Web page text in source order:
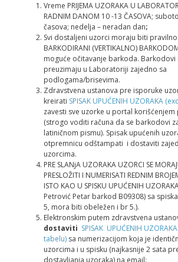
Vreme PRIJEMA UZORAKA U
RADNIM DANOM 10 -13 ČASOVA;
časova; nedelјa – neradan dan;
Svi dostalјeni uzorci moraju biti pravilno
BARKODIRANI (VERTIKALNO)
moguće očitavanje barkoda. Barkodovi
preuzimaju u Laboratoriji zajedno sa
podlogama/brisevima.
Zdravstvena ustanova pre isporuke
kreirati SPISAK UPUĆENIH UZORAKA
zavesti sve uzorke u portal korišćenjem
(strogo voditi računa da se barkodovi
latiničnom pismu). Spisak upućenih
otpremnicu odštampati i dostaviti
uzorcima.
PRE SLANјA UZORAKA UZORCI SE
PRESLOŽITI I NUMERISATI REDNIM
ISTO KAO U SPISKU UPUĆENIH
Petrović Petar barkod B09308) sa
5, mora biti obeležen i br 5.).
Elektronskim putem zdravstvena
dostaviti SPISAK UPUĆENIH
tabelu) sa numerizacijom koja je
uzorcima i u spisku (najkasnije 2 sata